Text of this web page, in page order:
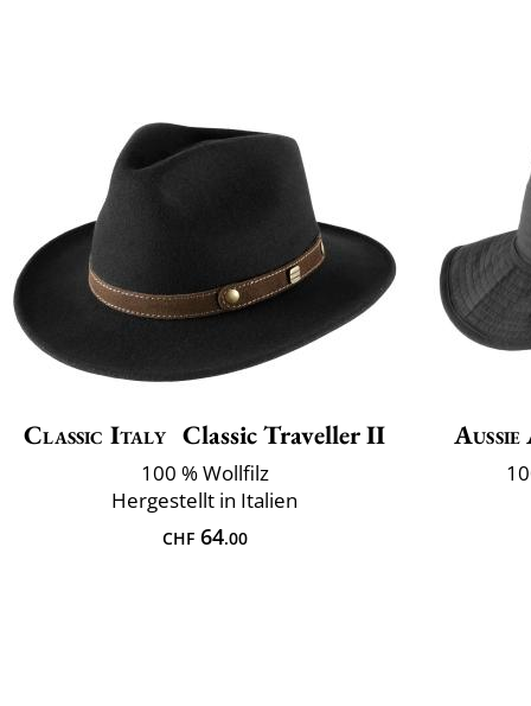
Classic Italy Classic Traveller II
100 % Wollfilz
Hergestellt in Italien
CHF64.00